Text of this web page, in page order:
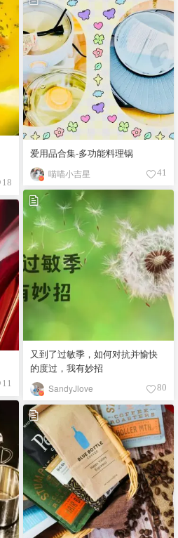
18
爱用品合集-多功能料理锅
喵喵小吉星 41
又到了过敏季，如何对抗并愉快
的度过，我有妙招
SandyJlove 80
11